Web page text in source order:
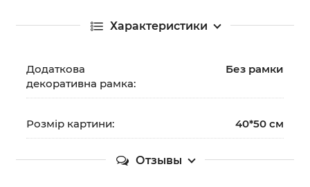
Характеристики
Додаткова
декоративна рамка:
Без рамки
Розмір картини: 40*50 см
Отзывы